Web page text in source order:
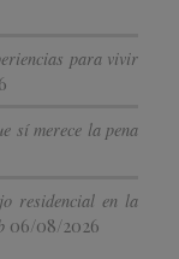
para vivir
sí merece la pena
residencial en la
06/08/2026